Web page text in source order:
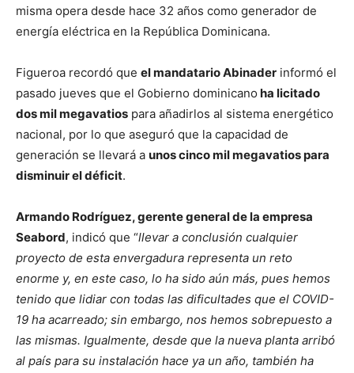
misma opera desde hace 32 años como generador de
energía eléctrica en la República Dominicana.
Figueroa recordó que el mandatario Abinader informó el
pasado jueves que el Gobierno dominicano ha licitado
dos mil megavatios para añadirlos al sistema energético
nacional, por lo que aseguró que la capacidad de
generación se llevará a unos cinco mil megavatios para
disminuir el déficit.
Armando Rodríguez, gerente general de la empresa
Seabord, indicó que “llevar a conclusión cualquier
proyecto de esta envergadura representa un reto
enorme y, en este caso, lo ha sido aún más, pues hemos
tenido que lidiar con todas las dificultades que el COVID-
19 ha acarreado; sin embargo, nos hemos sobrepuesto a
las mismas. Igualmente, desde que la nueva planta arribó
al país para su instalación hace ya un año, también ha